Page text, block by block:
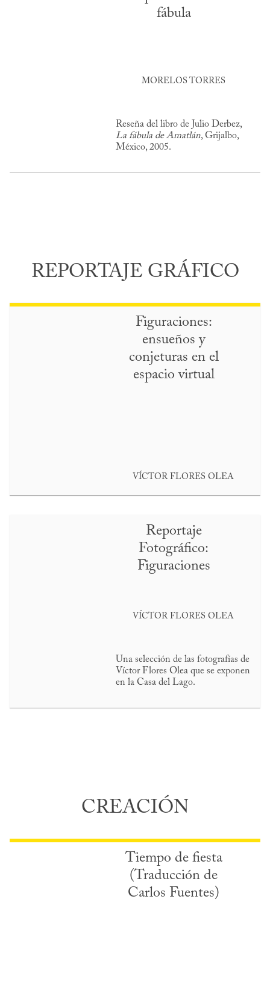
fábula
MORELOS TORRES
Reseña del libro de Julio Derbez,
La fábula de Amatlán, Grijalbo,
México, 2005.
REPORTAJE GRÁFICO
Figuraciones:
ensueños y
conjeturas en el
espacio virtual
VÍCTOR FLORES OLEA
Reportaje
Fotográfico:
Figuraciones
VÍCTOR FLORES OLEA
Una selección de las fotografías de
Víctor Flores Olea que se exponen
en la Casa del Lago.
CREACIÓN
Tiempo de fiesta
(Traducción de
Carlos Fuentes)